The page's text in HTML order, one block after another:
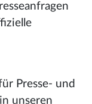
Presse- und
unseren